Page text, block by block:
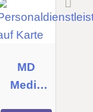
MD
Media